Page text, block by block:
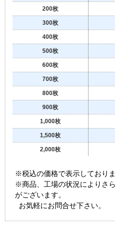
200枚
300枚
400枚
500枚
600枚
700枚
800枚
900枚
1,000枚
1,500枚
2,000枚
※税込の価格で表示しておりま
※商品、工場の状況によりさ
がございます。
お気軽にお問合せ下さい。